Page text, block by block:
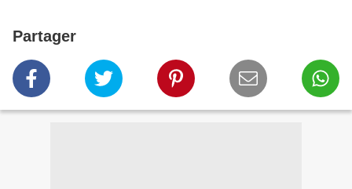
Partager